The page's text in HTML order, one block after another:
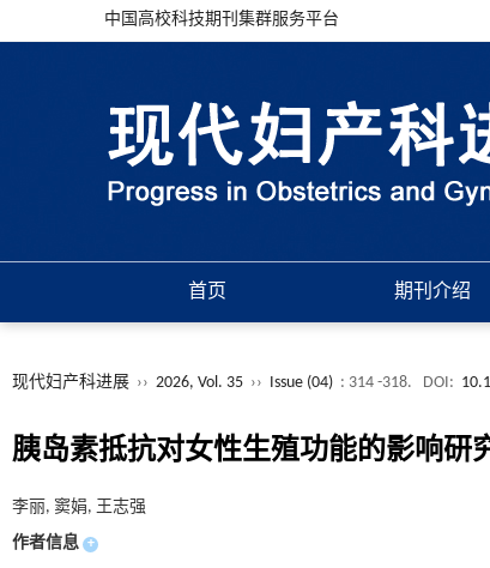
中国高校科技期刊集群服务平台
首页 期刊介绍
现代妇产科进展 ›› 2026, Vol. 35 ›› Issue (04) : 314 -318. DOI:
胰岛素抵抗对女性生殖功能的影响研
李丽, 窦娟, 王志强
作者信息 +